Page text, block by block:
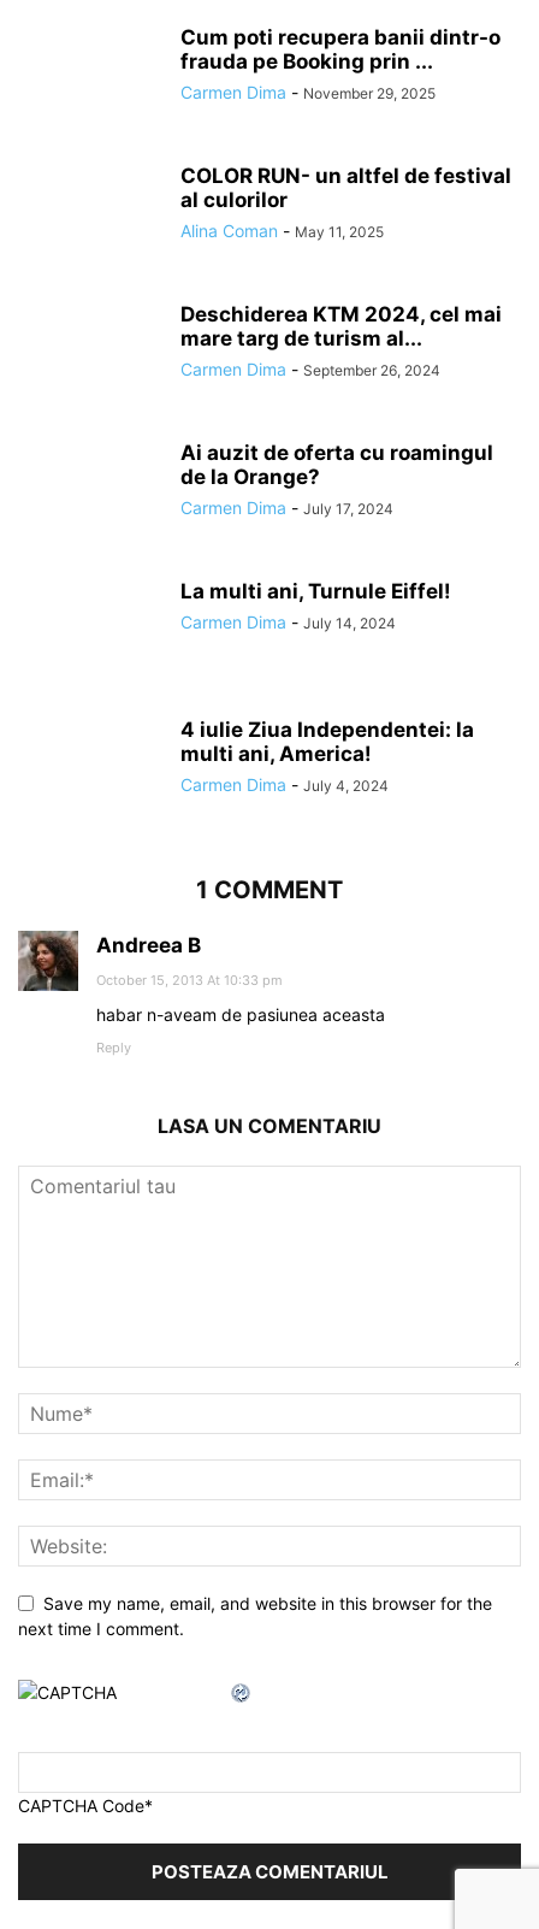
Cum poti recupera banii dintr-o
frauda pe Booking prin ...
Carmen Dima - November 29, 2025
COLOR RUN- un altfel de festival
al culorilor
Alina Coman - May 11, 2025
Deschiderea KTM 2024, cel mai
mare targ de turism al...
Carmen Dima - September 26, 2024
Ai auzit de oferta cu roamingul
de la Orange?
Carmen Dima - July 17, 2024
La multi ani, Turnule Eiffel!
Carmen Dima - July 14, 2024
4 iulie Ziua Independentei: la
multi ani, America!
Carmen Dima - July 4, 2024
1 COMMENT
Andreea B
October 15, 2013 At 10:33 pm
habar n-aveam de pasiunea aceasta
Reply
LASA UN COMENTARIU
Save my name, email, and website in this browser for the
next time I comment.
CAPTCHA Code*